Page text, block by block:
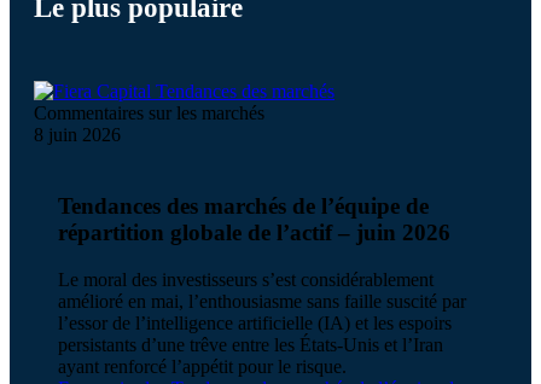
Le plus populaire
Commentaires sur les marchés
8 juin 2026
Tendances des marchés de l’équipe de
répartition globale de l’actif – juin 2026
Le moral des investisseurs s’est considérablement
amélioré en mai, l’enthousiasme sans faille suscité par
l’essor de l’intelligence artificielle (IA) et les espoirs
persistants d’une trêve entre les États-Unis et l’Iran
ayant renforcé l’appétit pour le risque.